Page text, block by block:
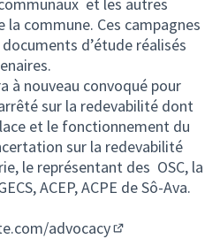
commune. Ces campagnes
d’étude réalisés
à nouveau convoqué pour
sur la redevabilité dont
et le fonctionnement du
sur la redevabilité
le représentant des OSC, la
ACEP, ACPE de Sô-Ava.
advocacy